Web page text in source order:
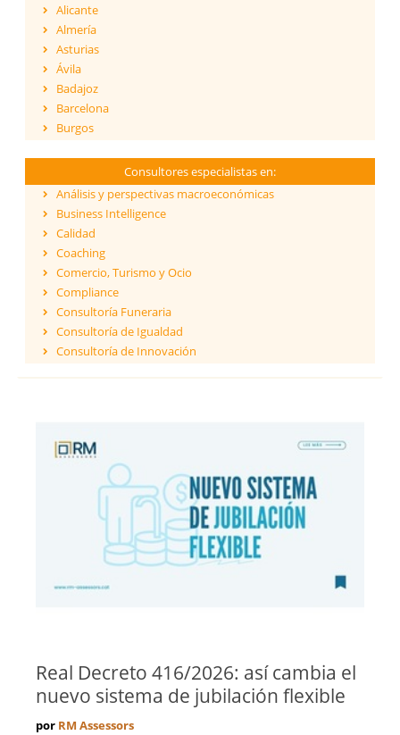
Alicante
Almería
Asturias
Ávila
Badajoz
Barcelona
Burgos
Cantabria
Castellón
Ceuta
Ciudad Real
Córdoba
Cuenca
Girona
Granada
Guadalajara
Jaén
La Coruña
Las Palmas
Orense
Palencia
Consultores especialistas en:
Análisis y perspectivas macroeconómicas
Business Intelligence
Calidad
Coaching
Comercio, Turismo y Ocio
Compliance
Consultoría Funeraria
Consultoría de Igualdad
Consultoría de Innovación
Finanzas empresariales
Formación
Franquicias
Fusiones y Adquisiciones
Gestión de riesgos y cumplimiento
Gestión del Conocimiento
Ingeniería, Proyectos y Obras
Internacionalización de la empresa
Optimización de costes y eficiencia
Prevención de Riesgos Laborales
Reestructuraciones Empresariales
Refinanciación de Deudas
Real Decreto 416/2026: así cambia el
nuevo sistema de jubilación flexible
por RM Assessors